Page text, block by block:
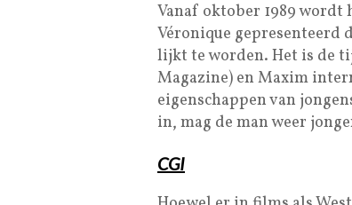
Vanaf oktober 1989 wordt
Véronique gepresenteerd
lijkt te worden. Het is de
Magazine) en Maxim
eigenschappen van
in, mag de man weer
CGI